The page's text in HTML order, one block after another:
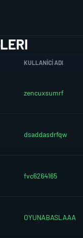
KULLANICI ADI
zencuxsumrf
dsaddasdrfqw
fvc6264165
OYUNABASLAAA